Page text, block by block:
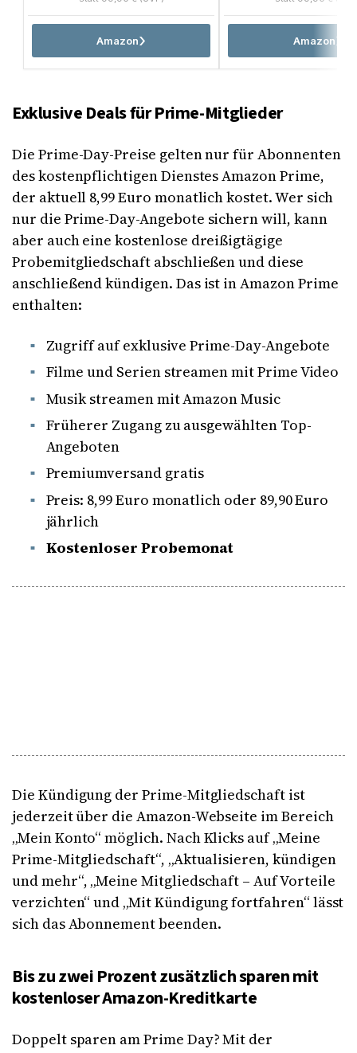
Amazon Amazon
Exklusive Deals für Prime-Mitglieder
Die Prime-Day-Preise gelten nur für Abonnenten
des kostenpflichtigen Dienstes Amazon Prime,
der aktuell 8,99 Euro monatlich kostet. Wer sich
nur die Prime-Day-Angebote sichern will, kann
aber auch eine kostenlose dreißigtägige
Probemitgliedschaft abschließen und diese
anschließend kündigen. Das ist in Amazon Prime
enthalten:
Zugriff auf exklusive Prime-Day-Angebote
Filme und Serien streamen mit Prime Video
Musik streamen mit Amazon Music
Früherer Zugang zu ausgewählten Top-
Angeboten
Premiumversand gratis
Preis: 8,99 Euro monatlich oder 89,90 Euro
jährlich
Kostenloser Probemonat
Die Kündigung der Prime-Mitgliedschaft ist
jederzeit über die Amazon-Webseite im Bereich
„Mein Konto“ möglich. Nach Klicks auf „Meine
Prime-Mitgliedschaft“, „Aktualisieren, kündigen
und mehr“, „Meine Mitgliedschaft – Auf Vorteile
verzichten“ und „Mit Kündigung fortfahren“ lässt
sich das Abonnement beenden.
Bis zu zwei Prozent zusätzlich sparen mit
kostenloser Amazon-Kreditkarte
Doppelt sparen am Prime Day? Mit der